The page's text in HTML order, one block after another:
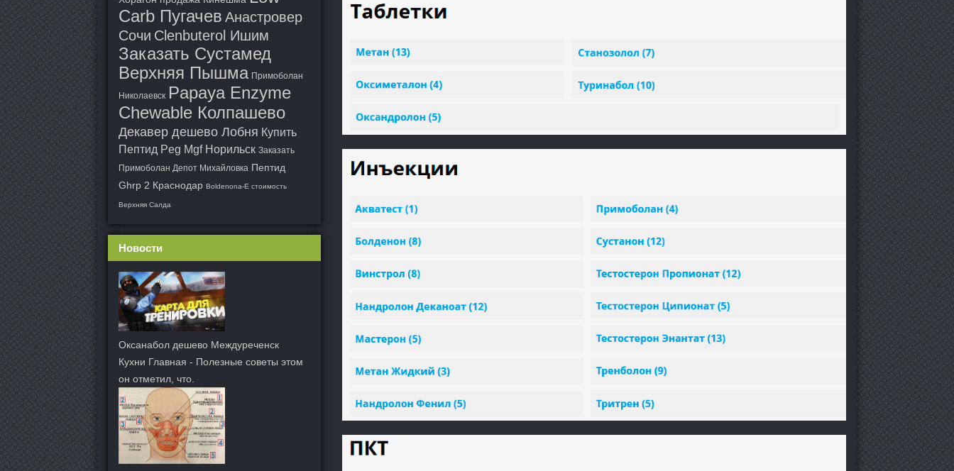
Carb Пугачев Анастровер
Сочи Clenbuterol Ишим
Заказать Сустамед
Верхняя Пышма Примоболан
Николаевск Papaya Enzyme
Chewable Колпашево
Декавер дешево Лобня Купить
Пептид Peg Mgf Норильск Заказать
Примоболан Депот Михайловка Пептид
Ghrp 2 Краснодар Boldenona-E стоимость
Верхняя Салда
Новости
Оксанабол дешево Междуреченск
Кухни Главная - Полезные советы этом
он отметил, что.